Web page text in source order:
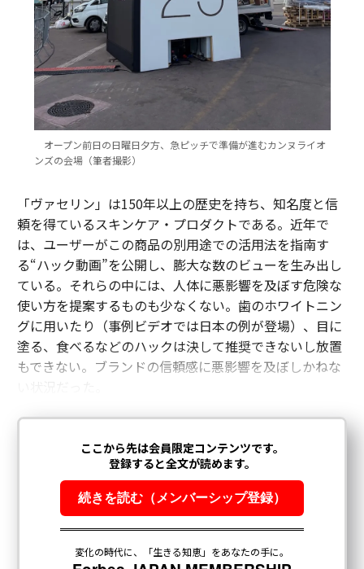
オープン前日の日曜日夕方、急ピッチで準備が進むカンヌライオ
ンズの会場（筆者撮影）
「ヴァセリン」は150年以上の歴史を持ち、知名度と信
頼を得ているスキンケア・プロダクトである。近年で
は、ユーザーがこの商品の別用途での活用法を指南す
る“ハック動画”を公開し、膨大な数のビューを生み出し
ている。それらの中には、人体に悪影響を及ぼす危険な
使い方を提案するものも少なくない。歯のホワイトニン
グに用いたり（事例ビデオでは日本の例が登場）、目に
塗る、食べるなどのハックは決して推奨できないし放置
もできない。ブランドの信頼感に悪影響を及ぼしかねな